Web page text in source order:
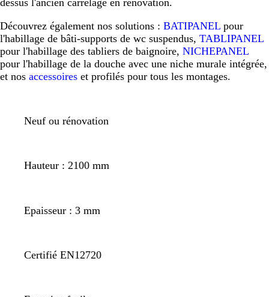
dessus l'ancien carrelage en rénovation.
Découvrez également nos solutions : BATIPANEL pour
l'habillage de bâti-supports de wc suspendus, TABLIPANEL
pour l'habillage des tabliers de baignoire, NICHEPANEL
pour l'habillage de la douche avec une niche murale intégrée,
et nos accessoires et profilés pour tous les montages.
Neuf ou rénovation
Hauteur : 2100 mm
Epaisseur : 3 mm
Certifié EN12720